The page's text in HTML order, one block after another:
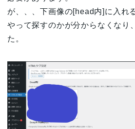
が、、、下画像の[head内]に入れ
やって探すのかが分からなくなり
た。